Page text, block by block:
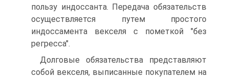
пользу индоссанта. Передача обязательств
осуществляется путем простого
индоссамента векселя с пометкой "без
регресса".
Долговые обязательства представляют
собой векселя, выписанные покупателем на